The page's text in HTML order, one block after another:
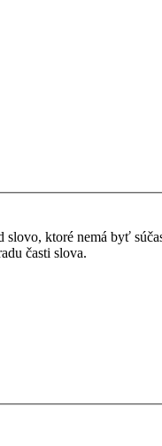
slovo, ktoré nemá byť
časti slova.